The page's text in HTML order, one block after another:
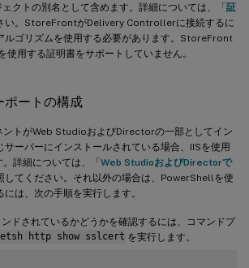
クトの別名として含めます。詳細については、「証
い。StoreFrontがDelivery Controllerに接続するに
ルゴリズムを使用する必要があります。StoreFront
使用する証明書をサポートしていません。
ートの構成
ントがWeb StudioおよびDirectorの一部としてイン
サーバーにインストールされている場合、IISを使用
詳細については、「Web StudioおよびDirectorで
してください。それ以外の場合は、PowerShellを使
は、次の手順を実行します。
ドされているかどうかを確認するには、コマンドプ
http show sslcert を実行します。